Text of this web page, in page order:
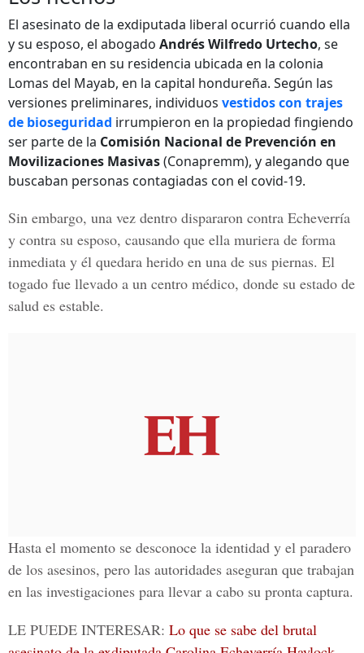
El asesinato de la exdiputada liberal ocurrió cuando ella
y su esposo, el abogado Andrés Wilfredo Urtecho, se
encontraban en su residencia ubicada en la colonia
Lomas del Mayab, en la capital hondureña. Según las
versiones preliminares, individuos vestidos con trajes
de bioseguridad irrumpieron en la propiedad fingiendo
ser parte de la Comisión Nacional de Prevención en
Movilizaciones Masivas(Conapremm), y alegando que
buscaban personas contagiadas con el covid-19.
Sin embargo, una vez dentro dispararon contra Echeverría
y contra su esposo, causando que ella muriera de forma
inmediata y él quedara herido en una de sus piernas. El
togado fue llevado a un centro médico, donde su estado de
salud es estable.
Hasta el momento se desconoce la identidad y el paradero
de los asesinos, pero las autoridades aseguran que trabajan
en las investigaciones para llevar a cabo su pronta captura.
LE PUEDE INTERESAR: Lo que se sabe del brutal